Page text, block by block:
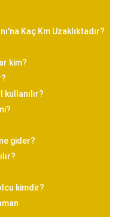
Kaç Km Uzaklıktadır?
kim?
kullanılır?
gider?
kimdir?